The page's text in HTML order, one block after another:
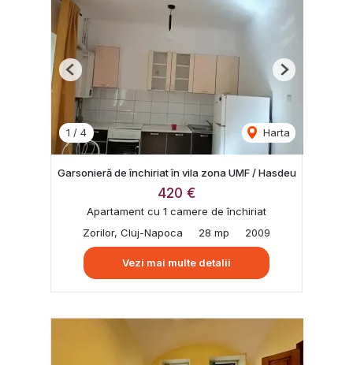
1 / 4 Harta
Previous Next
Garsonieră de închiriat în vila zona UMF / Hasdeu
420 €
Apartament cu 1 camere de închiriat
Zorilor, Cluj-Napoca
28 mp 2009
Vezi mai multe detalii